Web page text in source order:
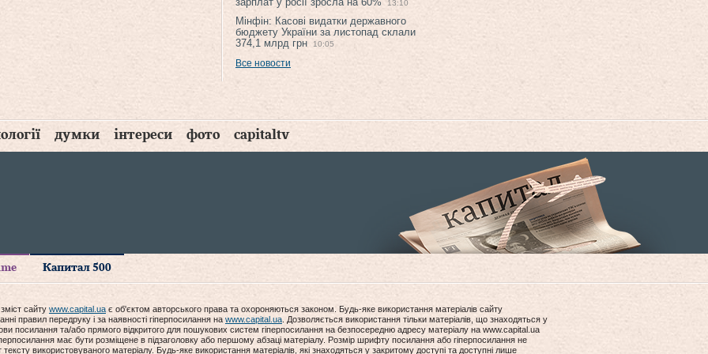
13:10
Мінфін: Касові видатки державного
бюджету України за листопад склали
374,1 млрд грн
10:05
Все новости
думки інтереси фото capitaltv
Капитал 500
сайту www.capital.ua є об'єктом авторського права та охороняються законом. Будь-яке використання матеріалів сайту
правил передруку і за наявності гіперпосилання на www.capital.ua . Дозволяється використання тільки матеріалів, що знаходяться у
посилання та/або прямого відкритого для пошукових систем гіперпосилання на безпосередню адресу матеріалу на www.capital.ua
має бути розміщене в підзаголовку або першому абзаці матеріалу. Розмір шрифту посилання або гіперпосилання не
використовуваного матеріалу. Будь-яке використання матеріалів, які знаходяться у закритому доступі та доступні лише